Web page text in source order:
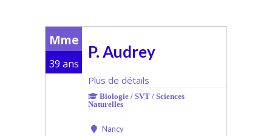
Mme
39 ans
P. Audrey
Plus de détails
Biologie / SVT / Sciences
Naturelles
Nancy